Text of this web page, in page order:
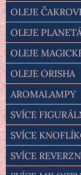
OLEJE
OLEJE
OLEJE
OLEJE ORISHA
AROMALAMPY
SVÍCE
SVÍCE
SVÍCE